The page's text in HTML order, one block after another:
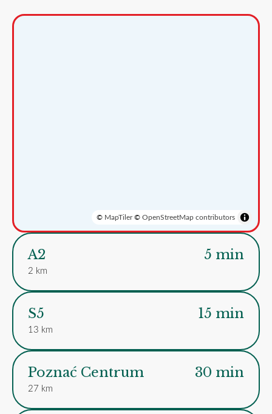
© MapTiler© OpenStreetMap contributors
A2
2 km
5 min
S5
13 km
15 min
Poznać Centrum
27 km
30 min